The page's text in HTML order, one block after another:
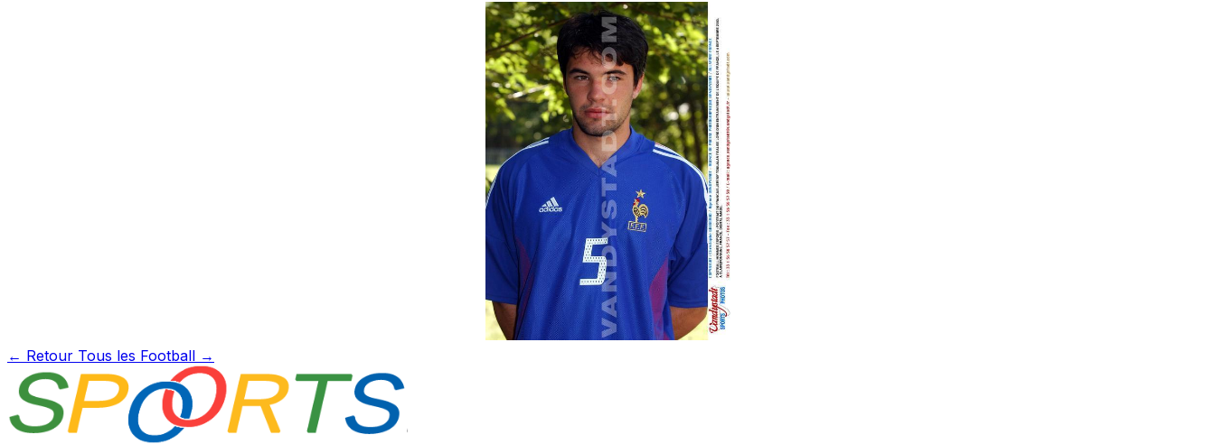
← Retour Tous les Football →